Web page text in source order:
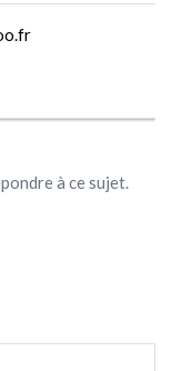
à ce sujet.